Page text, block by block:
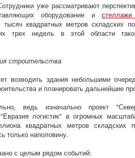
уже рассматривают
оборудование и
тысяч квадратных метров складских
трех недель в этой области
строительства
возводить здания небольшими
и планировать дальнейшие
ведь изначально проект
логистик" в огромных
квадратных метров складских
только наполовину.
с целым рядом событий: